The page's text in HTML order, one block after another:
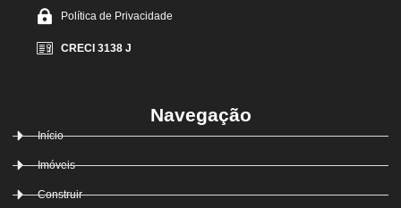
Política de Privacidade
CRECI 3138 J
Navegação
Início
Imóveis
Construir